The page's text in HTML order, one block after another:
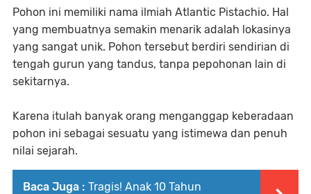
Pohon ini memiliki nama ilmiah Atlantic Pistachio. Hal
yang membuatnya semakin menarik adalah lokasinya
yang sangat unik. Pohon tersebut berdiri sendirian di
tengah gurun yang tandus, tanpa pepohonan lain di
sekitarnya.
Karena itulah banyak orang menganggap keberadaan
pohon ini sebagai sesuatu yang istimewa dan penuh
nilai sejarah.
Baca Juga : Tragis! Anak 10 Tahun